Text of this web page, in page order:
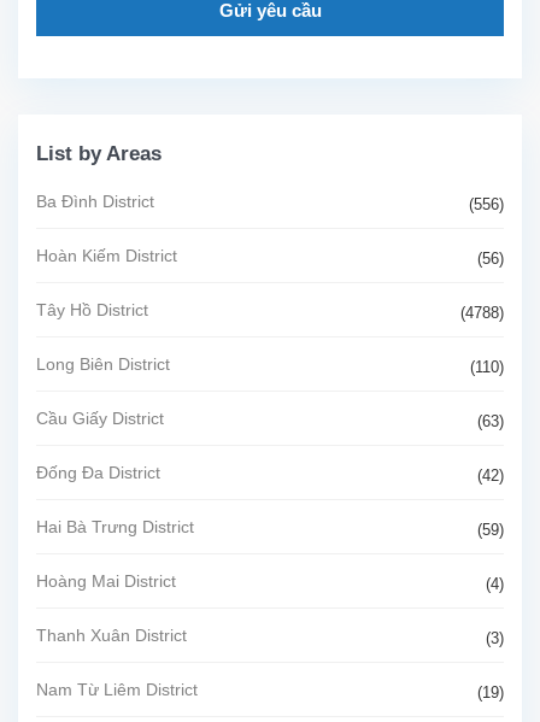
Gửi yêu cầu
List by Areas
Ba Đình District (556)
Hoàn Kiếm District (56)
Tây Hồ District (4788)
Long Biên District (110)
Cầu Giấy District (63)
Đống Đa District (42)
Hai Bà Trưng District (59)
Hoàng Mai District (4)
Thanh Xuân District (3)
Nam Từ Liêm District (19)